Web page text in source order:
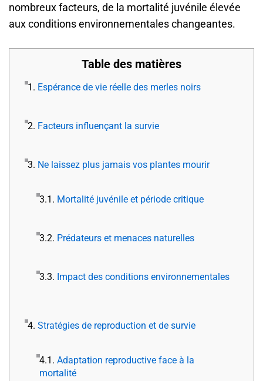
nombreux facteurs, de la mortalité juvénile élevée
aux conditions environnementales changeantes.
Table des matières
1. Espérance de vie réelle des merles noirs
2. Facteurs influençant la survie
3. Ne laissez plus jamais vos plantes mourir
3.1. Mortalité juvénile et période critique
3.2. Prédateurs et menaces naturelles
3.3. Impact des conditions environnementales
4. Stratégies de reproduction et de survie
4.1. Adaptation reproductive face à la
mortalité